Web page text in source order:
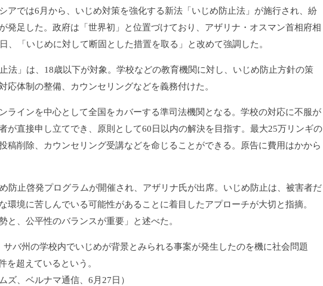
アでは6月から、いじめ対策を強化する新法「いじめ防止法」が施行され、紛
発足した。政府は「世界初」と位置づけており、アザリナ・オスマン首相府相
、「いじめに対して断固とした措置を取る」と改めて強調した。
法」は、18歳以下が対象。学校などの教育機関に対し、いじめ防止方針の策
応体制の整備、カウンセリングなどを義務付けた。
ラインを中心として全国をカバーする準司法機関となる。学校の対応に不服が
が直接申し立てでき、原則として60日以内の解決を目指す。最大25万リンギの
稿削除、カウンセリング受講などを命じることができる。原告に費用はかから
防止啓発プログラムが開催され、アザリナ氏が出席。いじめ防止は、被害者だ
環境に苦しんでいる可能性があることに着目したアプローチが大切と指摘。
と、公平性のバランスが重要」と述べた。
バ州の学校内でいじめが背景とみられる事案が発生したのを機に社会問題
を超えているという。
ズ、ベルナマ通信、6月27日）